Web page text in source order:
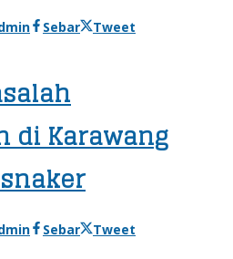
Sebar Tweet
di Karawang
Sebar Tweet